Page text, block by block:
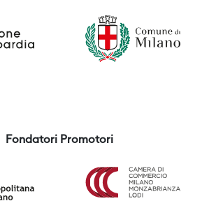
Fondatori Promotori